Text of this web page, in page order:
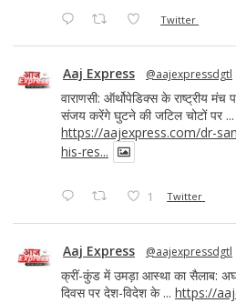
Twitter
Aaj Express @aajexpressdgtl
वाराणसी: ऑर्थोपेडिक्स के राष्ट्रीय मंच
संजय करेंगे घुटने की जटिल चोटों पर ...
https://aajexpress.com/dr-
his-res...
1 Twitter
Aaj Express @aajexpressdgtl
क्रीं-कुंड में उमड़ा आस्था का सैलाब:
दिवस पर देश-विदेश के ... https://